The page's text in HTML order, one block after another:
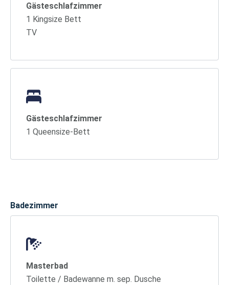
Gästeschlafzimmer
1 Kingsize Bett
TV
Gästeschlafzimmer
1 Queensize-Bett
Badezimmer
Masterbad
Toilette / Badewanne m. sep. Dusche